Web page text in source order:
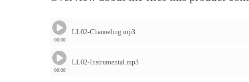
00:00
LL02-Channeling.mp3
00:00
LL02-Instrumental.mp3